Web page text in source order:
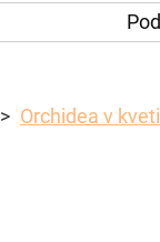
Orchidea v